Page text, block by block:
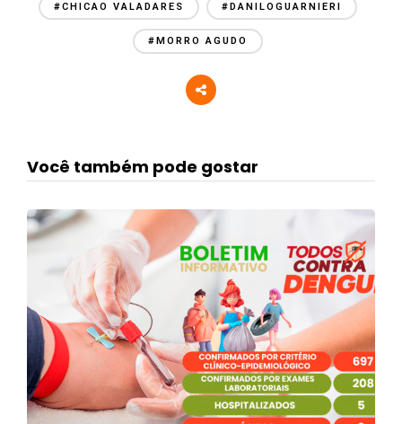
#CHICAO VALADARES #DANILOGUARNIERI
#MORRO AGUDO
Você também pode gostar